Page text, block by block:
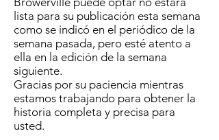
lista para su publicación esta semana
como se indicó en el periódico de la
semana pasada, pero esté atento a
ella en la edición de la semana
siguiente.
Gracias por su paciencia mientras
estamos trabajando para obtener la
historia completa y precisa para
usted.